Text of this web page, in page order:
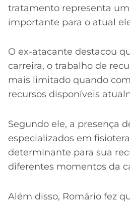
tratamento representa
importante para o atual
O ex-atacante destacou
carreira, o trabalho de
mais limitado quando
recursos disponíveis
Segundo ele, a presença
especializados em
determinante para sua
diferentes momentos da
Além disso, Romário fez